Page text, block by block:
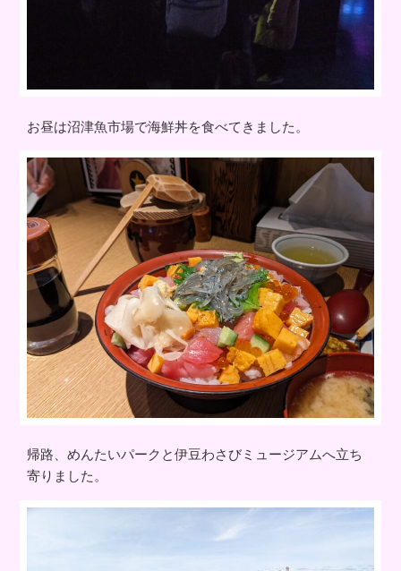
お昼は沼津魚市場で海鮮丼を食べてきました。
帰路、めんたいパークと伊豆わさびミュージアムへ立ち
寄りました。